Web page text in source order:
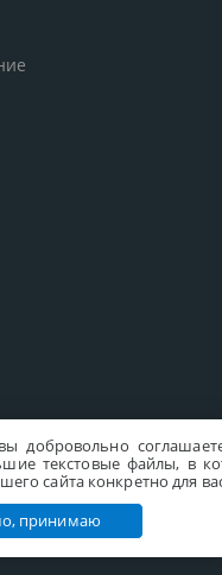
добровольно
текстовые файлы, в
сайта конкретно для
принимаю